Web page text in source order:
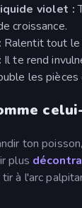
violet :
croissance.
: Ralentit tout le
Il te rend
les pièces
ton
plus
à l'arc